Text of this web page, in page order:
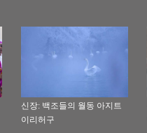
신장: 백조들의 월동 아지트
이리허구